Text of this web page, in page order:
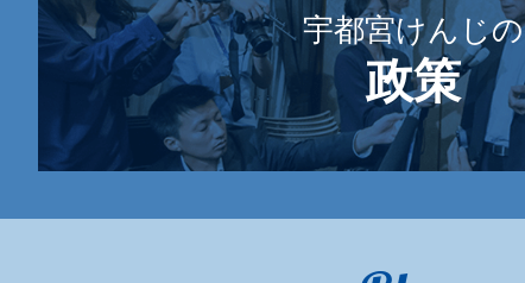
宇都宮けんじの
政策